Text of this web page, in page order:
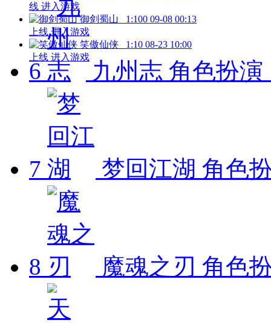
线 进入游戏
御剑蜀山
1:100 09-08 00:13
上线 进入游戏
笑傲仙侠
1:10 08-23 10:00
上线 进入游戏
6 九州志 角色扮演
7 梦回江湖 角色
8 魔魂之刃 角色